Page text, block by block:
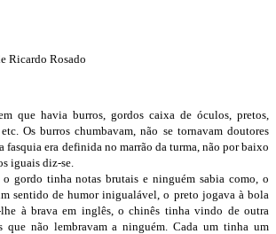
Ricardo Rosado
que havia burros, gordos caixa de óculos, pretos,
Os burros chumbavam, não se tornavam doutores
fasquia era definida no marrão da turma, não por baixo
iguais diz-se.
o gordo tinha notas brutais e ninguém sabia como, o
sentido de humor inigualável, o preto jogava à bola
à brava em inglês, o chinês tinha vindo de outra
que não lembravam a ninguém. Cada um tinha um